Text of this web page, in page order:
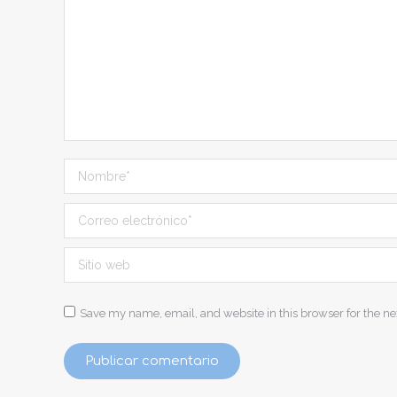
Nombre *
Correo electrónico *
Sitio web
Save my name, email, and website in this browser for the
Publicar comentario